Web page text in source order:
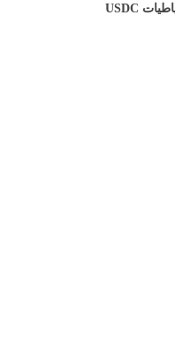
استطاعت شركة سيركل الوصول إلى احتياطيات USDC